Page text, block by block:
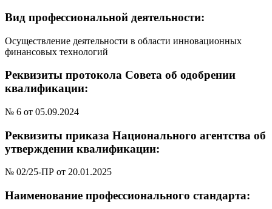
Вид профессиональной деятельности:
Осуществление деятельности в области инновационных
финансовых технологий
Реквизиты протокола Совета об одобрении
квалификации:
№ 6 от 05.09.2024
Реквизиты приказа Национального агентства об
утверждении квалификации:
№ 02/25-ПР от 20.01.2025
Наименование профессионального стандарта: